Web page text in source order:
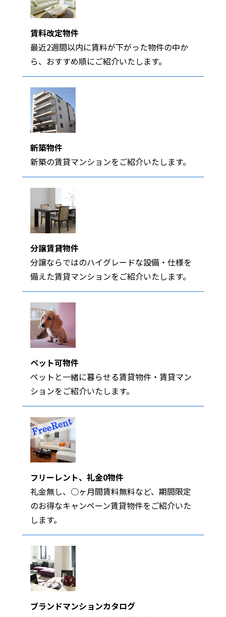
賃料改定物件
最近2週間以内に賃料が下がった物件の中か
ら、おすすめ順にご紹介いたします。
新築物件
新築の賃貸マンションをご紹介いたします。
分譲賃貸物件
分譲ならではのハイグレードな設備・仕様を
備えた賃貸マンションをご紹介いたします。
ペット可物件
ペットと一緒に暮らせる賃貸物件・賃貸マン
ションをご紹介いたします。
フリーレント、礼金0物件
礼金無し、○ヶ月間賃料無料など、期間限定
のお得なキャンペーン賃貸物件をご紹介いた
します。
ブランドマンションカタログ